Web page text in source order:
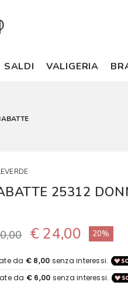
SALDI VALIGERIA
25312
€ 24,00 20%